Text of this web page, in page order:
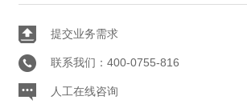
提交业务需求
联系我们：400-0755-816
人工在线咨询